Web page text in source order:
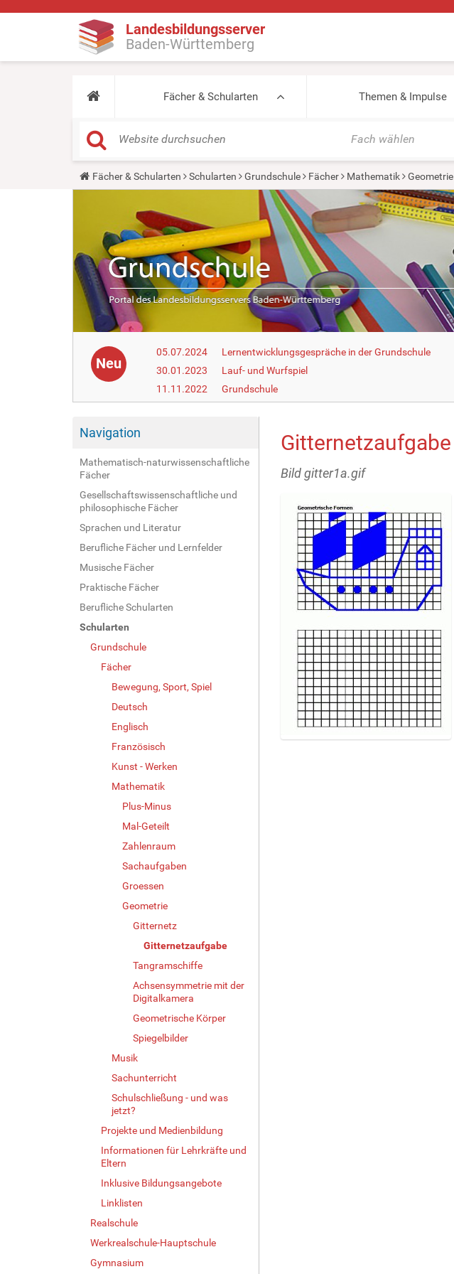
Landesbildungsserver
Baden-Württemberg
Fächer & Schularten Themen & Impulse
Fach wählen
Y
o
e
r
e
Fächer & Schularten Schularten Grundschule Fächer Mathematik Geometrie
Neu
05.07.2024
Lernentwicklungsgespräche in der Grundschule
30.01.2023
Lauf- und Wurfspiel
11.11.2022
Grundschule
Navigation
Mathematisch-naturwissenschaftliche
Fächer
Gesellschaftswissenschaftliche und
philosophische Fächer
Sprachen und Literatur
Berufliche Fächer und Lernfelder
Musische Fächer
Praktische Fächer
Berufliche Schularten
Schularten
Grundschule
Fächer
Bewegung, Sport, Spiel
Deutsch
Englisch
Französisch
Kunst - Werken
Mathematik
Plus-Minus
Mal-Geteilt
Zahlenraum
Sachaufgaben
Groessen
Geometrie
Gitternetz
Gitternetzaufgabe
Tangramschiffe
Achsensymmetrie mit der
Digitalkamera
Geometrische Körper
Spiegelbilder
Musik
Sachunterricht
Schulschließung - und was
jetzt?
Projekte und Medienbildung
Informationen für Lehrkräfte und
Eltern
Inklusive Bildungsangebote
Linklisten
Realschule
Werkrealschule-Hauptschule
Gymnasium
Gitternetzaufgabe
Bild gitter1a.gif